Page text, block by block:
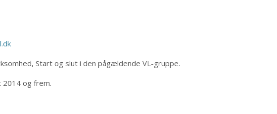
Start og slut i den pågældende VL-gruppe.
og frem.